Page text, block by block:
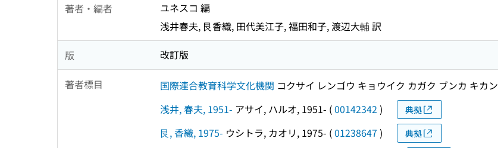
著者・編者
ユネスコ 編
浅井春夫, 艮香織, 田代美江子, 福田和子, 渡辺大輔 訳
版 改訂版
著者標目 国際連合教育科学文化機関 コクサイ レンゴウ キョウイク カガク ブンカ キカン
浅井, 春夫, 1951- アサイ, ハルオ, 1951- (00142342 ) 典拠
艮, 香織, 1975- ウシトラ, カオリ, 1975- (01238647 ) 典拠